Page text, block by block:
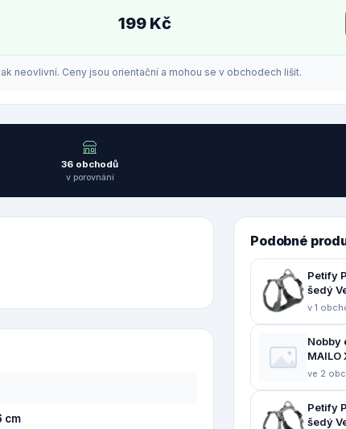
199 Kč
neovlivní. Ceny jsou orientační a mohou se v obchodech lišit.
36 obchodů
v porovnání
cm
Podobné
Petify
šedý
v 1
Nobby
MAILO
ve 2
Petify
šedý